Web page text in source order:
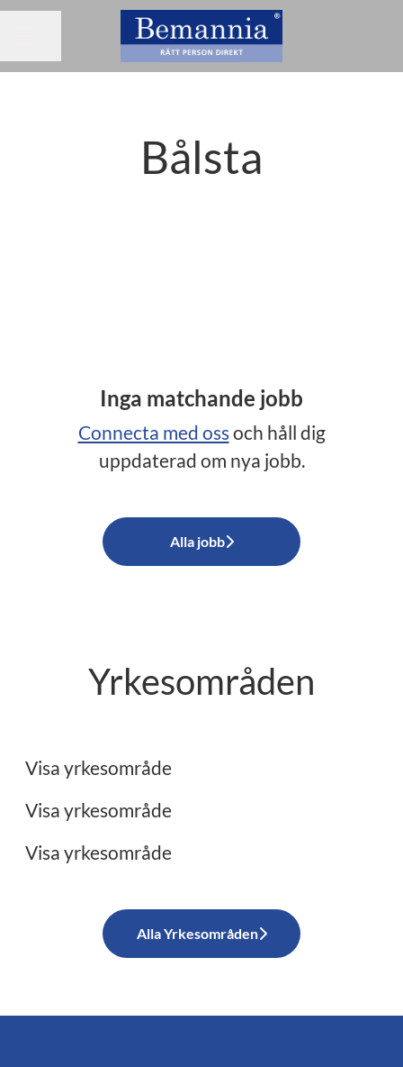
Bålsta
Inga matchande jobb
Connecta med ossoch håll dig
uppdaterad om nya jobb.
Alla jobb
Yrkesområden
Visa yrkesområde
Visa yrkesområde
Visa yrkesområde
Alla Yrkesområden